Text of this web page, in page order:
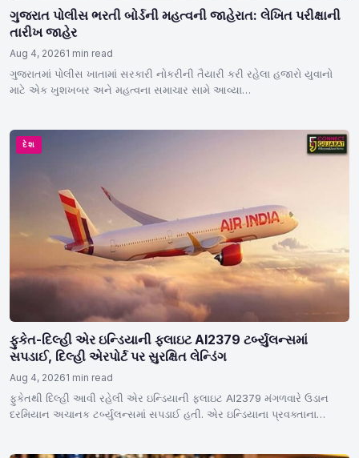
ગુજરાત પોલીસ ભરતી બોર્ડની મહત્વની જાહેરાત: લેખિત પરીક્ષાની
તારીખ જાહેર
Aug 4, 20261 min read
ગુજરાતમાં પોલીસ ખાતામાં સરકારી નોકરીની તૈયારી કરી રહેલા હજારો યુવાનો
માટે એક ખુશખબર અને મહત્વના સમાચાર સામે આવ્યા…
દેશ
ફુકેત-દિલ્હી એર ઇન્ડિયાની ફ્લાઇટ AI2379 ટર્બ્યુલન્સમાં
સપડાઈ, દિલ્હી એરપોર્ટ પર સુરક્ષિત લેન્ડિંગ
Aug 4, 20261 min read
ફુકેતથી દિલ્હી આવી રહેલી એર ઇન્ડિયાની ફ્લાઇટ AI2379 મંગળવારે ઉડાન
દરમિયાન અચાનક ટર્બ્યુલન્સમાં સપડાઈ હતી. એર ઇન્ડિયાના પ્રવક્તાના